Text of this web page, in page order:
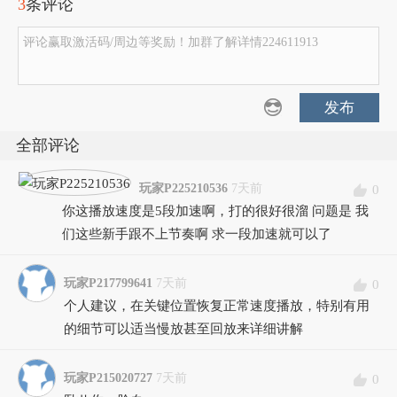
3条评论
评论赢取激活码/周边等奖励！加群了解详情224611913
发布
全部评论
玩家P225210536 7天前
0
你这播放速度是5段加速啊，打的很好很溜 问题是 我
们这些新手跟不上节奏啊 求一段加速就可以了
玩家P217799641 7天前
0
个人建议，在关键位置恢复正常速度播放，特别有用
的细节可以适当慢放甚至回放来详细讲解
玩家P215020727 7天前
0